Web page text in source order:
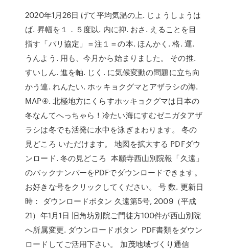
2020年1月26日 げて平均気温の上. じょうしょうは
ば. 昇幅を１．５度以. 内に抑. おさ. えることを目
指す「パリ協定」＝注１＝の本. ほんかく. 格. 運.
うんよう. 用も、今月から始まりました。 その推.
すいしん. 進を軸. じく. に気候変動の問題に立ち向
かう連. れんたい. ホッキョクグマとアザラシの海.
MAP④. 北極地方にくらすホッキョクグマは日本の
冬なんてへっちゃら！冷たい海にすむゼニガタアザ
ラシは冬でも活発に水中を泳ぎまわります。 冬の
見どころ いただけます。 地図を拡大する PDFダウ
ンロード. 冬の見どころ 本願寺西山別院報「久遠」
のバックナンバーをPDFでダウンロードできます。
お好きな号をクリックしてください。 号 数. 更新日
時： ダウンロードボタン 久遠第5号, 2009（平成
21）年1月1日 旧角坊別院ご門徒方100件が西山別院
へ所属変更. ダウンロードボタン PDF書類をダウン
ロードしてご活用下さい。 加茂地域づくり通信